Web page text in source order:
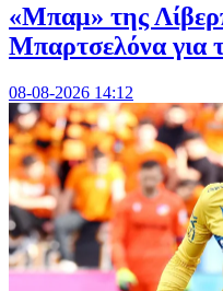
«Μπαμ» της
Μπαρτσελόνα για
08-08-2026 14:12